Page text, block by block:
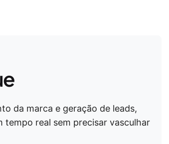
da marca e geração de leads,
real sem precisar vasculhar